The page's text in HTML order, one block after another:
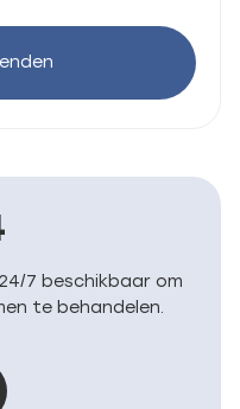
7 beschikbaar om
te behandelen.